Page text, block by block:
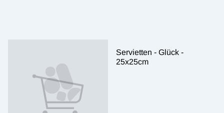
Servietten - Glück -
25x25cm